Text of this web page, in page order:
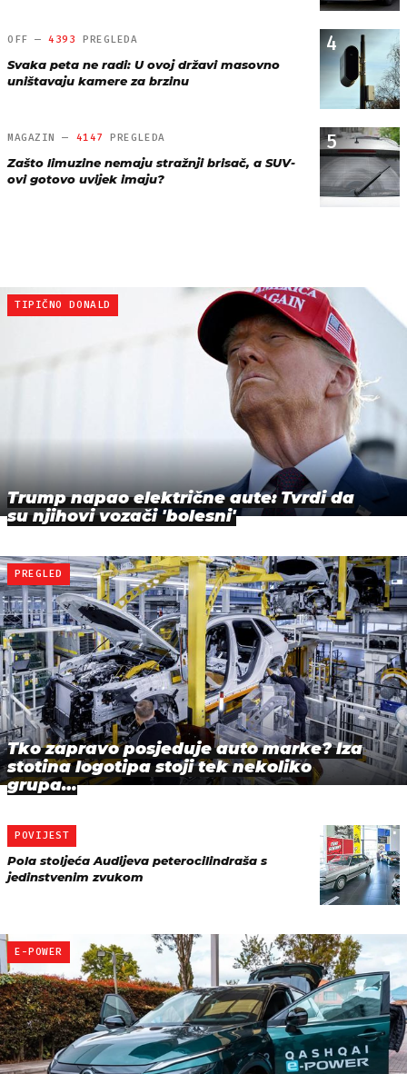
4
OFF —4393 PREGLEDA
Svaka peta ne radi: U ovoj državi masovno
uništavaju kamere za brzinu
5
MAGAZIN — 4147 PREGLEDA
Zašto limuzine nemaju stražnji brisač, a SUV-
ovi gotovo uvijek imaju?
TIPIČNO DONALD
Trump napao električne aute: Tvrdi da
su njihovi vozači 'bolesni'
PREGLED
Tko zapravo posjeduje auto marke? Iza
stotina logotipa stoji tek nekoliko
grupa…
POVIJEST
Pola stoljeća Audijeva peterocilindraša s
jedinstvenim zvukom
E-POWER